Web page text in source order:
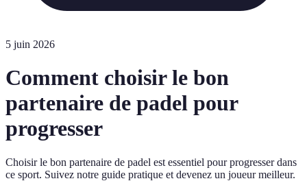
5 juin 2026
Comment choisir le bon
partenaire de padel pour
progresser
Choisir le bon partenaire de padel est essentiel pour progresser dans
ce sport. Suivez notre guide pratique et devenez un joueur meilleur.